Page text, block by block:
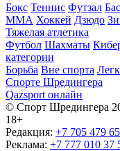
Бокс Теннис Футзал
ММА Хоккей Дзюдо
Тяжелая атлетика
Футбол Шахматы
категории
Борьба Вне спорта
Спорте Шредингера
Qazsport онлайн
© Cпорт Шредингера
18+
Редакция: +7 705 479
Реклама: +7 777 010 37